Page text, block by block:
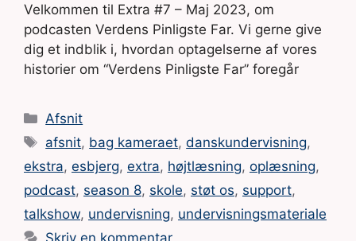
Velkommen til Extra #7 – Maj 2023, om
podcasten Verdens Pinligste Far. Vi gerne give
dig et indblik i, hvordan optagelserne af vores
historier om “Verdens Pinligste Far” foregår
Kategorier
Afsnit
Tags
afsnit, bag kameraet,danskundervisning,
ekstra, esbjerg, extra, højtlæsning, oplæsning,
podcast, season 8, skole, støt os, support,
talkshow, undervisning, undervisningsmateriale
Skriv en kommentar